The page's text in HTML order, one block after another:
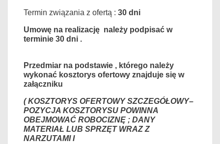
Termin związania z ofertą : 30 dni
Umowę na realizację należy podpisać w
terminie 30 dni .
Przedmiar na podstawie , którego należy
wykonać kosztorys ofertowy znajduje się w
załączniku
( KOSZTORYS OFERTOWY SZCZEGÓŁOWY–
POZYCJA KOSZTORYSU POWINNA
OBEJMOWAĆ ROBOCIZNĘ ; DANY
MATERIAŁ LUB SPRZĘT WRAZ Z
NARZUTAMI I